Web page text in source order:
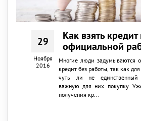
29
Ноября
2016
Как взять
официальной
Многие люди задумываются
кредит без работы, так как
чуть ли не единственный
важную для них покупку.
получения кр...